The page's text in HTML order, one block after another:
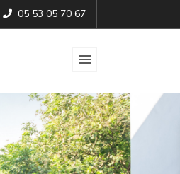
05 53 05 70 67